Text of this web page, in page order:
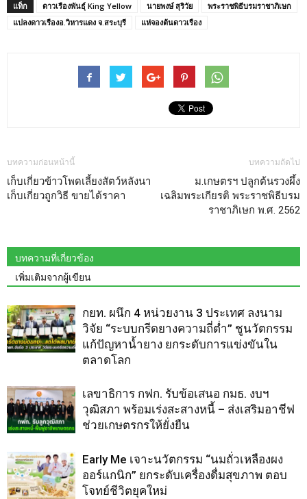
แท็ก ดาวเรืองพันธุ์ King Yellow นายพงษ์ สุริวัย
พระราชพิธีบรมราชาภิเษก
แปลงดาวเรืองอ.วิหารแดง จ.สระบุรี
แห่จองต้นดาวเรือง
บทความก่อนหน้านี้
เก็บเกี่ยวข้าวโพดเลี้ยงสัตว์หลังนา
เก็บเกี่ยวถูกวิธี ขายได้ราคา
บทความถัดไป
ม.เกษตรฯ ปลูกต้นรวงผึ้ง
เฉลิมพระเกียรติ พระราชพิธีบรม
ราชาภิเษก พ.ศ. 2562
บทความที่เกี่ยวข้อง
เพิ่มเติมจากผู้เขียน
กยท. ผนึก 4 หน่วยงาน 3 ประเทศ ลงนาม
วิจัย “ระบบกรีดยางความถี่ต่ำ” ชูนวัตกรรม
แก้ปัญหาน้ำยาง ยกระดับการแข่งขันใน
ตลาดโลก
เลขาธิการ กฟก. รับข้อเสนอ กมธ. งบฯ
วุฒิสภา พร้อมเร่งสะสางหนี้ – ส่งเสริมอาชีฟ
ช่วยเกษตรกรให้ยั่งยืน
Early Me เจาะนวัตกรรม “นมถั่วเหลืองผง
ออร์แกนิก” ยกระดับเครื่องดื่มสุขภาพ ตอบ
โจทย์ชีวิตยุคใหม่